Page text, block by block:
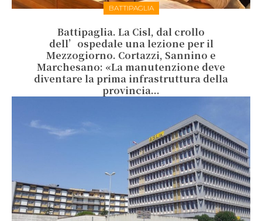
BATTIPAGLIA
Battipaglia. La Cisl, dal crollo
dell’ospedale una lezione per il
Mezzogiorno. Cortazzi, Sannino e
Marchesano: «La manutenzione deve
diventare la prima infrastruttura della
provincia...